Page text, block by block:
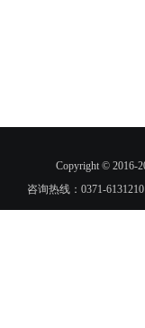
Copyright © 2016-
咨询热线：0371-